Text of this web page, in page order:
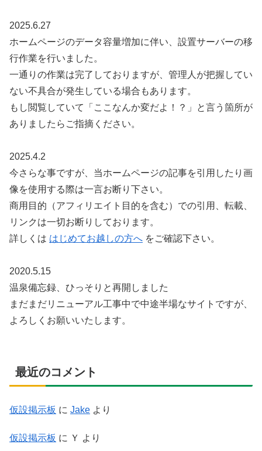
2025.6.27
ホームページのデータ容量増加に伴い、設置サーバーの移
行作業を行いました。
一通りの作業は完了しておりますが、管理人が把握してい
ない不具合が発生している場合もあります。
もし閲覧していて「ここなんか変だよ！？」と言う箇所が
ありましたらご指摘ください。
2025.4.2
今さらな事ですが、当ホームページの記事を引用したり画
像を使用する際は一言お断り下さい。
商用目的（アフィリエイト目的を含む）での引用、転載、
リンクは一切お断りしております。
詳しくは はじめてお越しの方へ をご確認下さい。
2020.5.15
温泉備忘録、ひっそりと再開しました
まだまだリニューアル工事中で中途半場なサイトですが、
よろしくお願いいたします。
最近のコメント
仮設掲示板 に Jake より
仮設掲示板 に Ｙ より